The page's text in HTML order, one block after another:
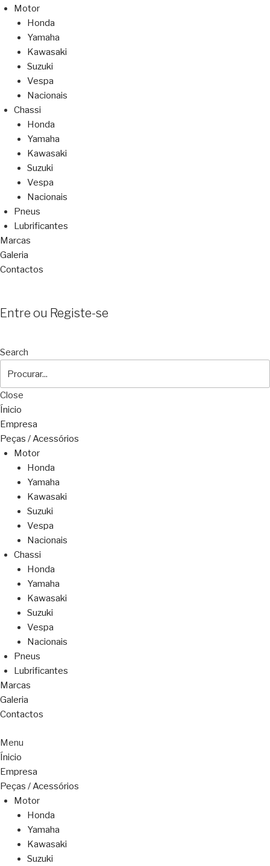
Motor
Honda
Yamaha
Kawasaki
Suzuki
Vespa
Nacionais
Chassi
Honda
Yamaha
Kawasaki
Suzuki
Vespa
Nacionais
Pneus
Lubrificantes
Marcas
Galeria
Contactos
Entre ou Registe-se
Search
Close
Ínicio
Empresa
Peças / Acessórios
Motor
Honda
Yamaha
Kawasaki
Suzuki
Vespa
Nacionais
Chassi
Honda
Yamaha
Kawasaki
Suzuki
Vespa
Nacionais
Pneus
Lubrificantes
Marcas
Galeria
Contactos
Menu
Ínicio
Empresa
Peças / Acessórios
Motor
Honda
Yamaha
Kawasaki
Suzuki